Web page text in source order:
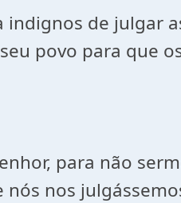
de julgar
povo para que
para não
nos